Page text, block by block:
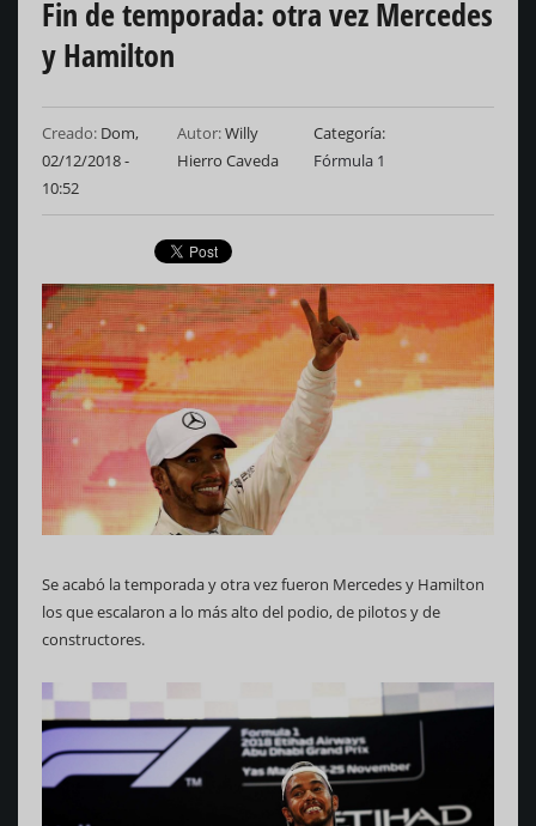
Fin de temporada: otra vez Mercedes
y Hamilton
Creado: Dom,
02/12/2018 -
10:52
Autor:Willy
Hierro Caveda
Categoría
Fórmula 1
Se acabó la temporada y otra vez fueron Mercedes y Hamilton
los que escalaron a lo más alto del podio, de pilotos y de
constructores.